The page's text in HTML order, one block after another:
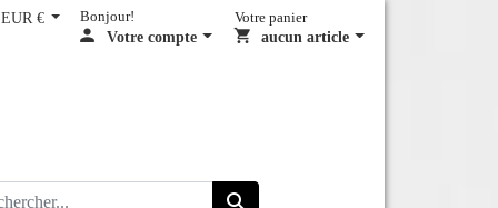
EUR € Bonjour!
Votre compte
Votre panier
aucun article